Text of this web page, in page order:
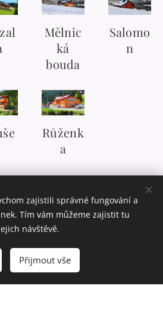
Mělnic
ká
bouda
Salomo
n
Růženk
a
Pec pod Sněžkou. Všechna práva
vyhrazena.
zajistili správné fungování a
Tím vám můžeme zajistit tu
návštěvě.
Přijmout vše